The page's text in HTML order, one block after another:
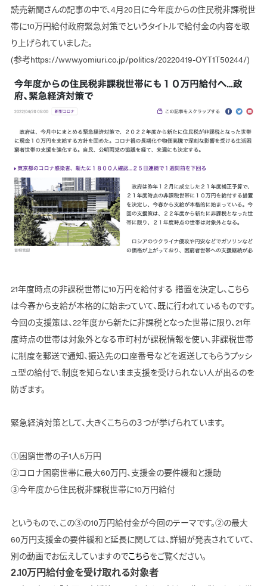
読売新聞さんの記事の中で、4月20日に今年度からの住民税非課税世
帯に10万円給付政府緊急対策でというタイトルで給付金の内容を取
り上げられていました。
(参考https://www.yomiuri.co.jp/politics/20220419-OYT1T50244/)
21年度時点の非課税世帯に10万円を給付する 措置を決定し、こちら
は今春から支給が本格的に始まっていて、既に行われているものです。
今回の支援策は、22年度から新たに非課税となった世帯に限り、21年
度時点の世帯は対象外となる市町村が課税情報を使い、非課税世帯
に制度を郵送で通知、振込先の口座番号などを返送してもらうプッシ
ュ型の給付で、制度を知らないまま支援を受けられない人が出るのを
防ぎます。
緊急経済対策として、大きくこちらの３つが挙げられています。
①困窮世帯の子1人5万円
②コロナ困窮世帯に最大60万円、支援金の要件緩和と援助
③今年度から住民税非課税世帯に10万円給付
というもので、この③の10万円給付金が今回のテーマです。②の最大
60万円支援金の要件緩和と延長に関しては、詳細が発表されていて、
別の動画でお伝えしていますのでこちらをご覧ください。
2.10万円給付金を受け取れる対象者